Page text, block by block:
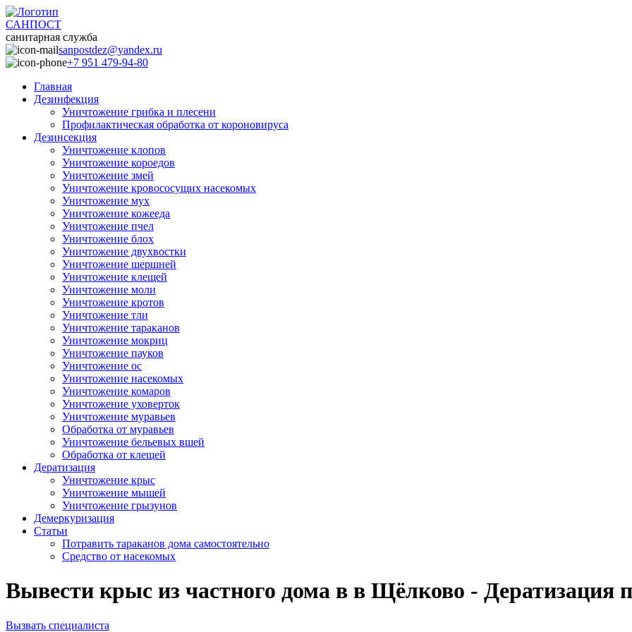
САНПОСТ
санитарная служба
sanpostdez@yandex.ru
+7 951 479-94-80
Главная
Дезинфекция
Уничтожение грибка и плесени
Профилактическая обработка от короновируса
Дезинсекция
Уничтожение клопов
Уничтожение короедов
Уничтожение змей
Уничтожение кровососущих насекомых
Уничтожение мух
Уничтожение кожееда
Уничтожение пчел
Уничтожение блох
Уничтожение двухвостки
Уничтожение шершней
Уничтожение клещей
Уничтожение моли
Уничтожение кротов
Уничтожение тли
Уничтожение тараканов
Уничтожение мокриц
Уничтожение пауков
Уничтожение ос
Уничтожение насекомых
Уничтожение комаров
Уничтожение уховерток
Уничтожение муравьев
Обработка от муравьев
Уничтожение бельевых вшей
Обработка от клещей
Дератизация
Уничтожение крыс
Уничтожение мышей
Уничтожение грызунов
Демеркуризация
Статьи
Потравить тараканов дома самостоятельно
Средство от насекомых
Вывести крыс из частного дома в в Щёлково - Дератизация
Вызвать специалиста